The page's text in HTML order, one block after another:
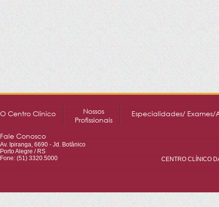
O Centro Clínico
Nossos
Profissionais
Especialidades/ Exames/
Fale Conosco
Av. Ipiranga, 6690 - Jd. Botânico
Porto Alegre / RS
Fone: (51) 3320.5000
CENTRO CLÍNICO